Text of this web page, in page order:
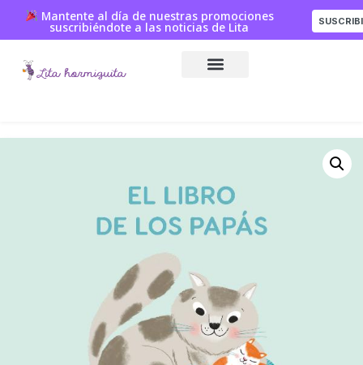
Mantente al día de nuestras promociones
suscribiéndote a las noticias de Lita